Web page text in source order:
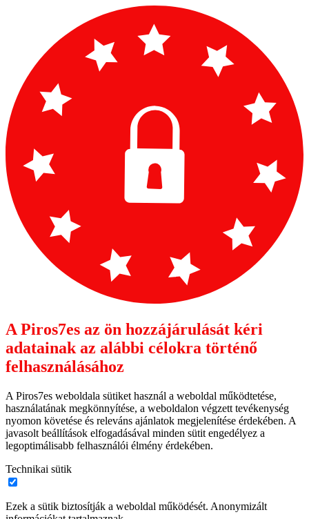
A Piros7es az ön hozzájárulását kéri
adatainak az alábbi célokra történő
felhasználásához
A Piros7es weboldala sütiket használ a weboldal működtetése,
használatának megkönnyítése, a weboldalon végzett tevékenység
nyomon követése és releváns ajánlatok megjelenítése érdekében. A
javasolt beállítások elfogadásával minden sütit engedélyez a
legoptimálisabb felhasználói élmény érdekében.
Technikai sütik
Ezek a sütik biztosítják a weboldal működését. Anonymizált